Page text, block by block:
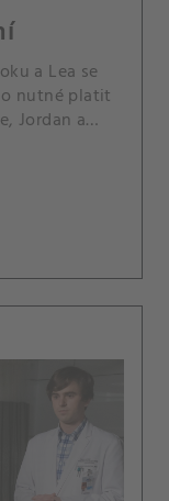
a Lea se
nutné platit
Jordan a